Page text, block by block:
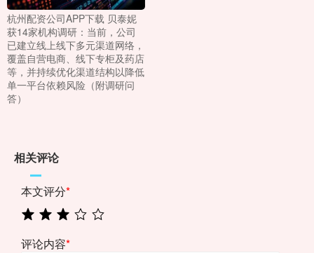
杭州配资公司APP下载 贝泰妮
获14家机构调研：当前，公司
已建立线上线下多元渠道网络，
覆盖自营电商、线下专柜及药店
等，并持续优化渠道结构以降低
单一平台依赖风险（附调研问
答）
相关评论
本文评分*
评论内容*